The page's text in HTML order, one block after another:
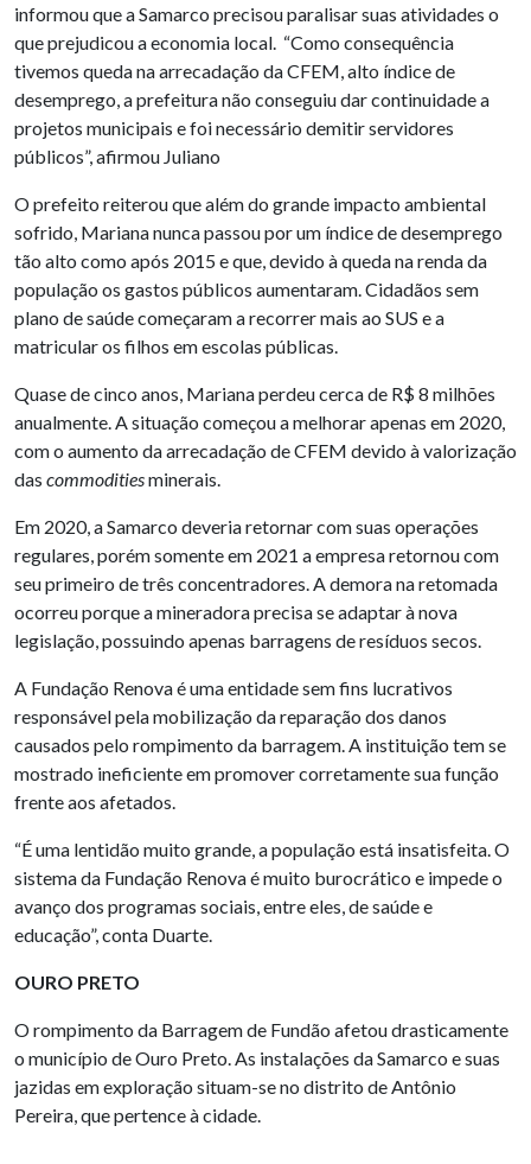
informou que a Samarco precisou paralisar suas atividades o
que prejudicou a economia local. “Como consequência
tivemos queda na arrecadação da CFEM, alto índice de
desemprego, a prefeitura não conseguiu dar continuidade a
projetos municipais e foi necessário demitir servidores
públicos”, afirmou Juliano
O prefeito reiterou que além do grande impacto ambiental
sofrido, Mariana nunca passou por um índice de desemprego
tão alto como após 2015 e que, devido à queda na renda da
população os gastos públicos aumentaram. Cidadãos sem
plano de saúde começaram a recorrer mais ao SUS e a
matricular os filhos em escolas públicas.
Quase de cinco anos, Mariana perdeu cerca de R$ 8 milhões
anualmente. A situação começou a melhorar apenas em 2020,
com o aumento da arrecadação de CFEM devido à valorização
das commoditiesminerais.
Em 2020, a Samarco deveria retornar com suas operações
regulares, porém somente em 2021 a empresa retornou com
seu primeiro de três concentradores. A demora na retomada
ocorreu porque a mineradora precisa se adaptar à nova
legislação, possuindo apenas barragens de resíduos secos.
A Fundação Renova é uma entidade sem fins lucrativos
responsável pela mobilização da reparação dos danos
causados pelo rompimento da barragem. A instituição tem se
mostrado ineficiente em promover corretamente sua função
frente aos afetados.
“É uma lentidão muito grande, a população está insatisfeita. O
sistema da Fundação Renova é muito burocrático e impede o
avanço dos programas sociais, entre eles, de saúde e
educação”, conta Duarte.
OURO PRETO
O rompimento da Barragem de Fundão afetou drasticamente
o município de Ouro Preto. As instalações da Samarco e suas
jazidas em exploração situam-se no distrito de Antônio
Pereira, que pertence à cidade.